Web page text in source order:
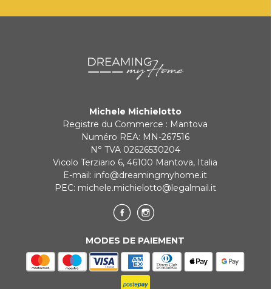
REDIRECTIONS BANCAIRES
rapidement.
Michele Michielotto
Registre du Commerce : Mantova
Numéro REA: MN-267516
N° TVA 02626530204
Vicolo Terziario 6, 46100 Mantova, Italia
E-mail: info@dreamingmyhome.it
PEC: michele.michielotto@legalmail.it
MODES DE PAIEMENT